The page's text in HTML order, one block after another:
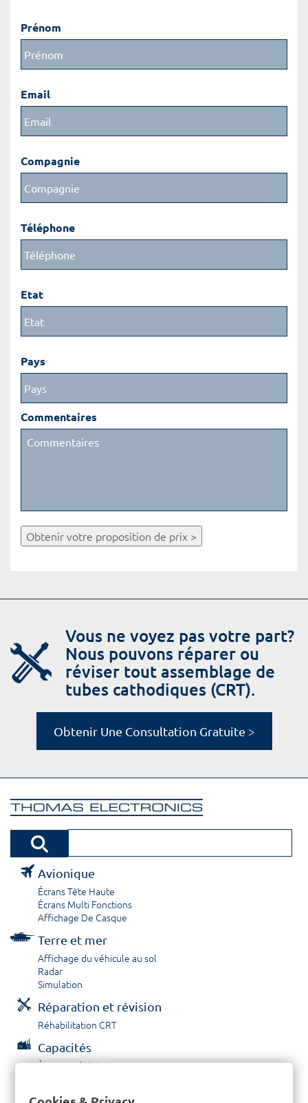
Prénom
Email
Compagnie
Téléphone
Etat
Pays
Commentaires
Obtenir votre proposition de prix >
Vous ne voyez pas votre part?
Nous pouvons réparer ou
réviser tout assemblage de
tubes cathodiques (CRT).
Obtenir Une Consultation Gratuite >
Avionique
Écrans Tête Haute
Écrans Multi Fonctions
Affichage De Casque
Terre et mer
Affichage du véhicule au sol
Radar
Simulation
Réparation et révision
Réhabilitation CRT
Capacités
À propos / Historique